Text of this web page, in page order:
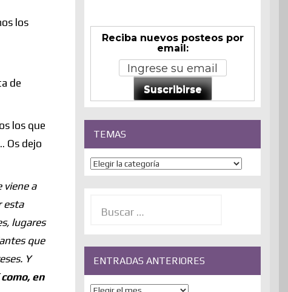
los
de
los que
Os dejo
viene a
esta
lugares
que
Y
en
Reciba nuevos posteos por
email:
Suscribirse
TEMAS
Temas
ENTRADAS ANTERIORES
ENTRADAS